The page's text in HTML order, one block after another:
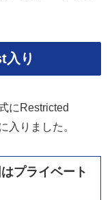
入り
にRestricted
入りました。
プライベート